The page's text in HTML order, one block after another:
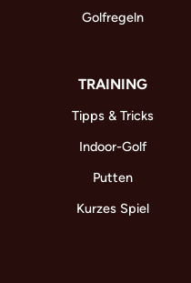
Golfregeln
TRAINING
Tipps & Tricks
Indoor-Golf
Putten
Kurzes Spiel